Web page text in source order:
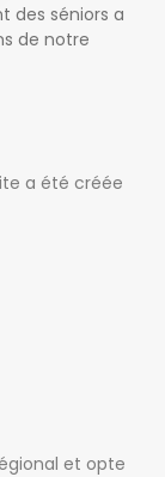
des séniors a
de notre
a été créée
et opte